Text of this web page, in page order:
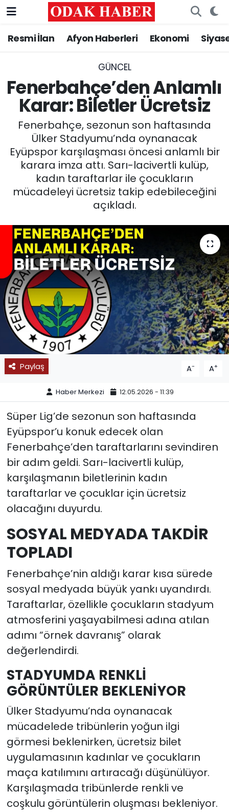
Resmi İlan Afyon Haberleri Ekonomi
GÜNCEL
Fenerbahçe’den Anlamlı
Karar: Biletler Ücretsiz
Fenerbahçe, sezonun son haftasında
Ülker Stadyumu’nda oynanacak
Eyüpspor karşılaşması öncesi anlamlı bir
karara imza attı. Sarı-lacivertli kulüp,
kadın taraftarlar ile çocukların
mücadeleyi ücretsiz takip edebileceğini
açıkladı.
Paylaş A- A+
Haber Merkezi 12.05.2026 - 11:39
Süper Lig’de sezonun son haftasında
Eyüpspor’u konuk edecek olan
Fenerbahçe’den taraftarlarını sevindiren
bir adım geldi. Sarı-lacivertli kulüp,
karşılaşmanın biletlerinin kadın
taraftarlar ve çocuklar için ücretsiz
olacağını duyurdu.
SOSYAL MEDYADA TAKDİR
TOPLADI
Fenerbahçe’nin aldığı karar kısa sürede
sosyal medyada büyük yankı uyandırdı.
Taraftarlar, özellikle çocukların stadyum
atmosferini yaşayabilmesi adına atılan
adımı “örnek davranış” olarak
değerlendirdi.
STADYUMDA RENKLİ
GÖRÜNTÜLER BEKLENİYOR
Ülker Stadyumu’nda oynanacak
mücadelede tribünlerin yoğun ilgi
görmesi beklenirken, ücretsiz bilet
uygulamasının kadınlar ve çocukların
maça katılımını artıracağı düşünülüyor.
Karşılaşmada tribünlerde renkli ve
coşkulu görüntülerin oluşması bekleniyor.
AFYONKARAHİSAR HABERLERİ
ASAYİŞ
SİYASET
EĞİTİM
MAGAZİN
SAĞLIK
SPOR
11:11 MANŞET
Nöbetçi Eczaneler
Trafik Durumu
Tüm Manşetler
Son Dakika Haberleri
Haber Arşivi